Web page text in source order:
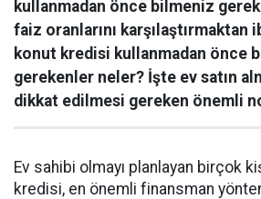
kullanmadan önce bilmeniz
faiz oranlarını karşılaştırmaktan
konut kredisi kullanmadan önce
gerekenler neler? İşte ev satın
dikkat edilmesi gereken önemli
Ev sahibi olmayı planlayan birçok
kredisi, en önemli finansman